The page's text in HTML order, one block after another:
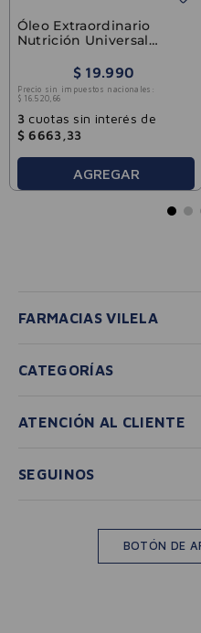
Óleo Extraordinario
Nutrición Universal
$ 19.990
Precio sin impuestos nacionales:
$ 16. 520 66
3cuotas sin interés de
$ 6663 33
AGREGAR
FARMACIAS VILELA
CATEGORÍAS
ATENCIÓN AL CLIENTE
SEGUINOS
BOTÓN DE